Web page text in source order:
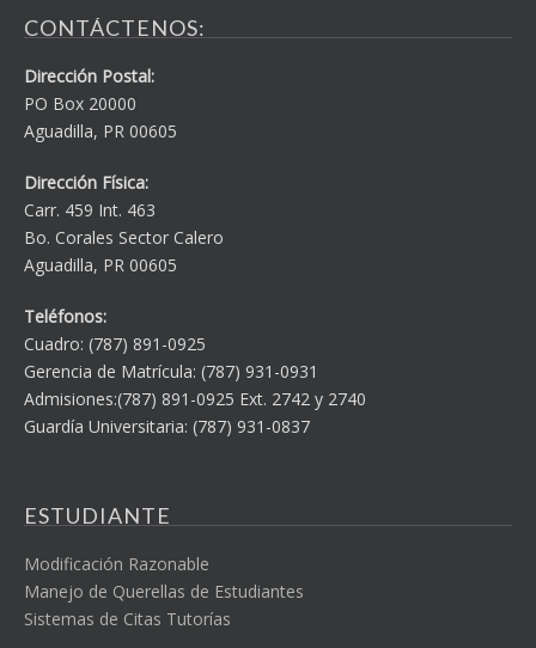
CONTÁCTENOS:
Dirección Postal:
PO Box 20000
Aguadilla, PR 00605
Dirección Física:
Carr. 459 Int. 463
Bo. Corales Sector Calero
Aguadilla, PR 00605
Teléfonos:
Cuadro: (787) 891-0925
Gerencia de Matrícula: (787) 931-0931
Admisiones:(787) 891-0925 Ext. 2742 y 2740
Guardía Universitaria: (787) 931-0837
ESTUDIANTE
Modificación Razonable
Manejo de Querellas de Estudiantes
Sistemas de Citas Tutorías